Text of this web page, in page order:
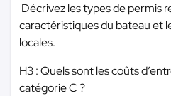
Décrivez les types de permis
caractéristiques du bateau et
locales.
H3 : Quels sont les coûts
catégorie C ?